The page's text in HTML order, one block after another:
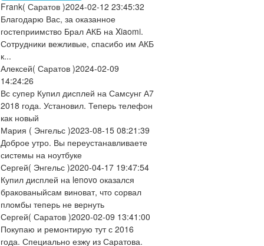
Frank( Саратов )2024-02-12 23:45:32
Благодарю Вас, за оказанное
гостеприимство Брал АКБ на Xiaomi.
Сотрудники вежливые, спасибо им АКБ
к...
Алексей( Саратов )2024-02-09
14:24:26
Вс супер Купил дисплей на Самсунг А7
2018 года. Установил. Теперь телефон
как новый
Мария ( Энгельс )2023-08-15 08:21:39
Доброе утро. Вы переустанавливаете
системы на ноутбуке
Сергей( Энгельс )2020-04-17 19:47:54
Купил дисплей на lenovo оказался
бракованыйсам виноват, что сорвал
пломбы теперь не вернуть
Сергей( Саратов )2020-02-09 13:41:00
Покупаю и ремонтирую тут с 2016
года. Специально езжу из Саратова.